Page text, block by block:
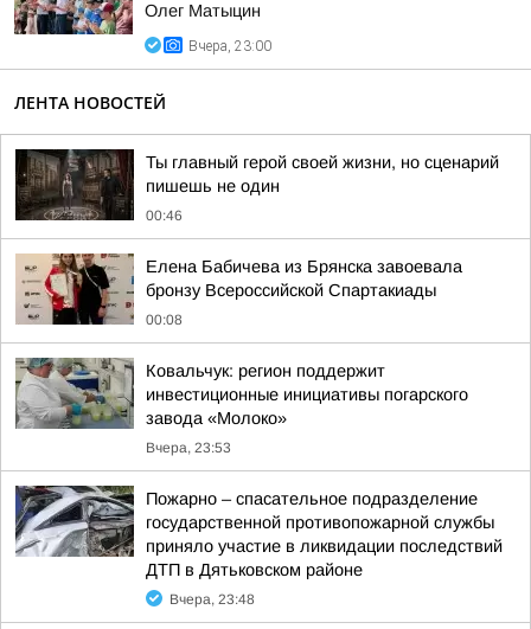
Олег Матыцин
Вчера, 23:00
ЛЕНТА НОВОСТЕЙ
Ты главный герой своей жизни, но сценарий
пишешь не один
00:46
Елена Бабичева из Брянска завоевала
бронзу Всероссийской Спартакиады
00:08
Ковальчук: регион поддержит
инвестиционные инициативы погарского
завода «Молоко»
Вчера, 23:53
Пожарно – спасательное подразделение
государственной противопожарной службы
приняло участие в ликвидации последствий
ДТП в Дятьковском районе
Вчера, 23:48